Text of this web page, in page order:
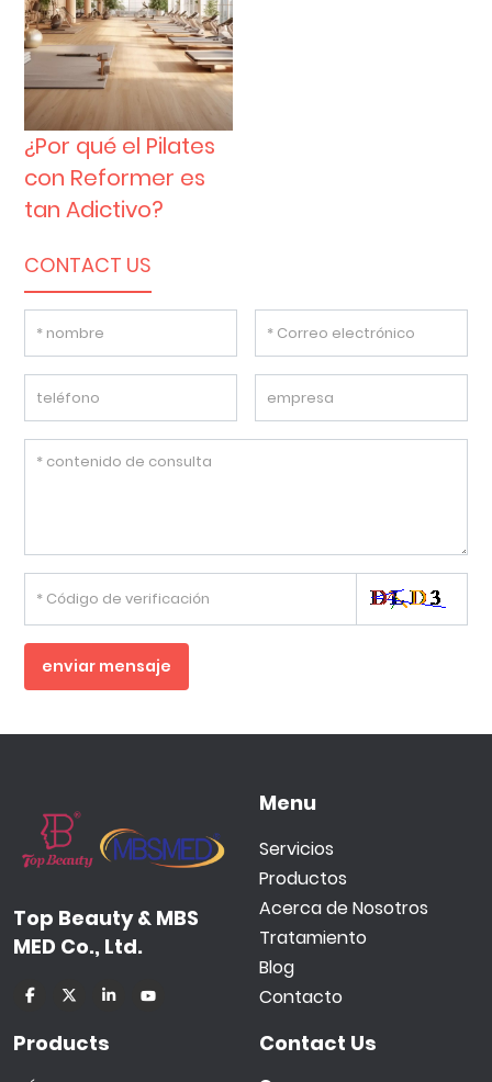
¿Por qué el Pilates
con Reformer es
tan Adictivo?
CONTACT US
enviar mensaje
Top Beauty & MBS
MED Co., Ltd.
Menu
Servicios
Productos
Acerca de Nosotros
Tratamiento
Blog
Contacto
Products Contact Us